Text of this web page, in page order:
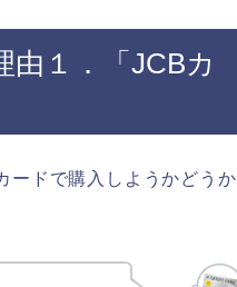
１．「JCBカ
ードで購入しようかどうか